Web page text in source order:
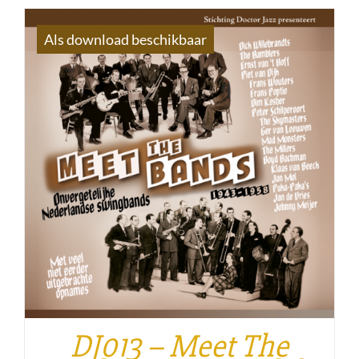
was:
€ 17,95.
is:
€ 12,99.
Als download beschikbaar
DJ013 – Meet The